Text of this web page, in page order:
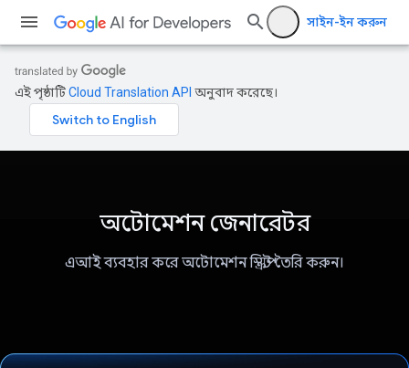
সাইন-ইন করুন
এই পৃষ্ঠাটিCloud Translation API অনুবাদ করেছে।
অটোমেশন জেনারেটর
এআই ব্যবহার করে অটোমেশন স্ক্রিপ্ট তৈরি করুন।